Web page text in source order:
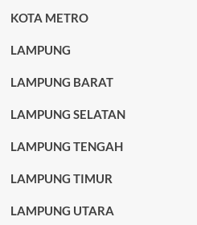
KOTA METRO
LAMPUNG
LAMPUNG BARAT
LAMPUNG SELATAN
LAMPUNG TENGAH
LAMPUNG TIMUR
LAMPUNG UTARA